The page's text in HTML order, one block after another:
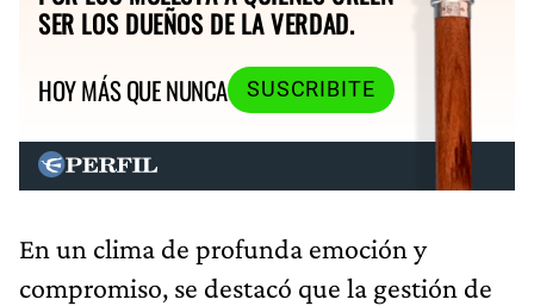
SER LOS DUEÑOS DE LA VERDAD.
HOY MÁS QUE NUNCA
SUSCRIBITE
En un clima de profunda emoción y
compromiso, se destacó que la gestión de